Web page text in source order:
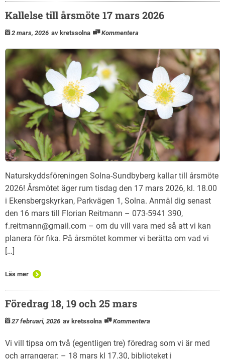
Kallelse till årsmöte 17 mars 2026
2 mars, 2026 av kretssolna Kommentera
Naturskyddsföreningen Solna-Sundbyberg kallar till årsmöte
2026! Årsmötet äger rum tisdag den 17 mars 2026, kl. 18.00
i Ekensbergskyrkan, Parkvägen 1, Solna. Anmäl dig senast
den 16 mars till Florian Reitmann – 073-5941 390,
f.reitmann@gmail.com – om du vill vara med så att vi kan
planera för fika. På årsmötet kommer vi berätta om vad vi
[…]
Läs mer
Föredrag 18, 19 och 25 mars
27 februari, 2026 av kretssolna Kommentera
Vi vill tipsa om två (egentligen tre) föredrag som vi är med
och arrangerar: – 18 mars kl 17.30, biblioteket i